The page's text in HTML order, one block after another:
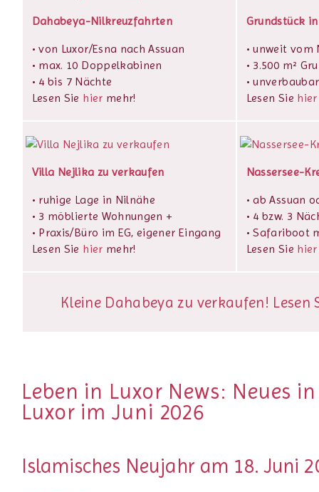
Dahabeya-Nilkreuzfahrten
• von Luxor/Esna nach Assuan
• max. 10 Doppelkabinen
• 4 bis 7 Nächte
Lesen Sie hier mehr!
Grundstück
• unweit vom
• 3.500 m²
•
Lesen Sie hier
Villa Nejlika zu verkaufen
• ruhige Lage in Nilnähe
• 3 möblierte Wohnungen +
• Praxis/Büro im EG, eigener Eingang
Lesen Sie hier mehr!
Nassersee-
• ab Assuan
• 4 bzw. 3
• Safariboot
Lesen Sie hier
Kleine Dahabeya zu verkaufen! Lesen
Leben in Luxor News: Neues
Luxor im Juni 2026
Islamisches Neujahr am 18. Juni